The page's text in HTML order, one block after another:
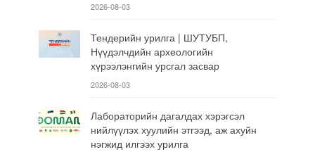
2026-08-03
Тендерийн урилга | ШУТУБП,
Нүүдэлчдийн археологийн
хүрээлэнгийн урсгал засвар
2026-08-03
Лабораторийн дагалдах хэрэгсэл
нийлүүлэх хуулийн этгээд, аж ахуйн
нэгжид илгээх урилга